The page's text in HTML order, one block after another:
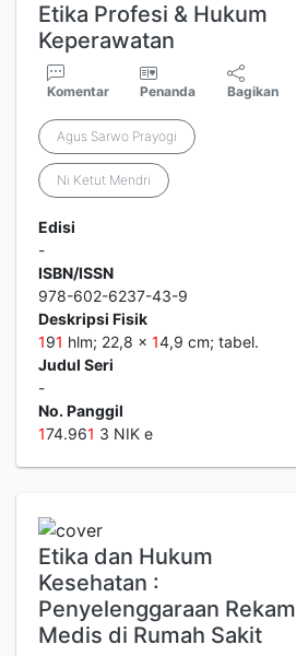
Etika Profesi & Hukum
Keperawatan
Komentar Penanda Bagikan
Agus Sarwo Prayogi
Ni Ketut Mendri
Edisi
-
ISBN/ISSN
978-602-6237-43-9
Deskripsi Fisik
191 hlm; 22,8 x 14,9 cm; tabel.
Judul Seri
-
No. Panggil
174.961 3 NIK e
Etika dan Hukum
Kesehatan :
Penyelenggaraan Rekam
Medis di Rumah Sakit